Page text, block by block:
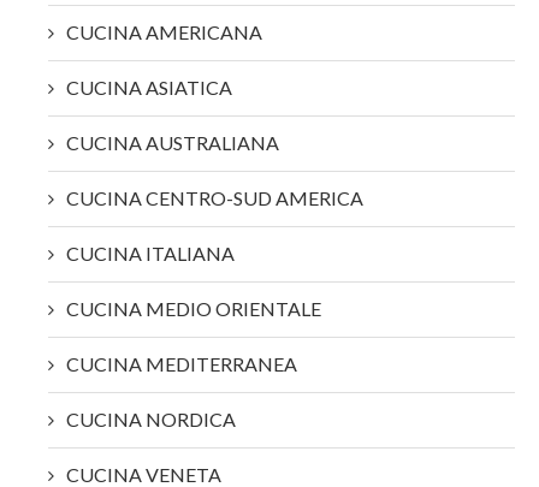
CUCINA AMERICANA
CUCINA ASIATICA
CUCINA AUSTRALIANA
CUCINA CENTRO-SUD AMERICA
CUCINA ITALIANA
CUCINA MEDIO ORIENTALE
CUCINA MEDITERRANEA
CUCINA NORDICA
CUCINA VENETA